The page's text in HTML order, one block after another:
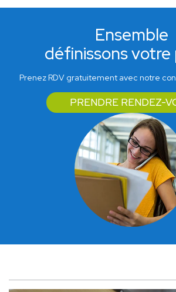
Ensemble
définissons
Prenez RDV gratuitement avec notre
PRENDRE RENDEZ-